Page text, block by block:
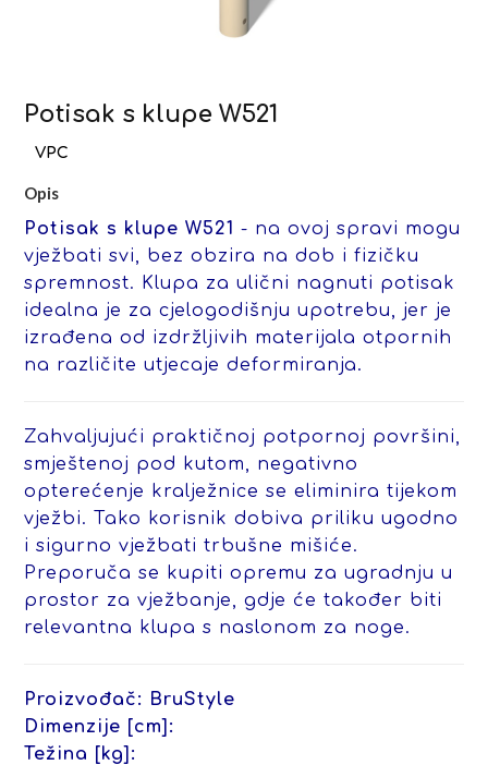
Potisak s klupe W521
Opis
Potisak s klupe W521 - na ovoj spravi mogu
vježbati svi, bez obzira na dob i fizičku
spremnost. Klupa za ulični nagnuti potisak
idealna je za cjelogodišnju upotrebu, jer je
izrađena od izdržljivih materijala otpornih
na različite utjecaje deformiranja.
Zahvaljujući praktičnoj potpornoj površini,
smještenoj pod kutom, negativno
opterećenje kralježnice se eliminira tijekom
vježbi. Tako korisnik dobiva priliku ugodno
i sigurno vježbati trbušne mišiće.
Preporuča se kupiti opremu za ugradnju u
prostor za vježbanje, gdje će također biti
relevantna klupa s naslonom za noge.
Proizvođač: BruStyle
Dimenzije [cm]:
Težina [kg]: